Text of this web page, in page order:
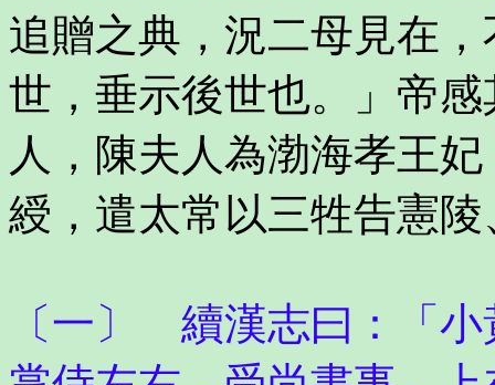
追贈之典，況二母見在
世，垂示後世也。」帝
人，陳夫人為渤海孝王
綬，遣太常以三牲告憲
〔一〕 續漢志曰：「